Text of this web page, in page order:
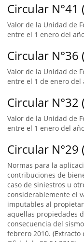
Circular
Valor de la Unidad de
entre el 1 enero del
Circular
Valor de la Unidad de
entre el 1 de enero del
Circular
Valor de la Unidad de
entre el 1 enero del
Circular
Normas para la
contribuciones de
caso de siniestros u
considerablemente el
imputables al
aquellas propiedades
consecuencia del
febrero 2010.